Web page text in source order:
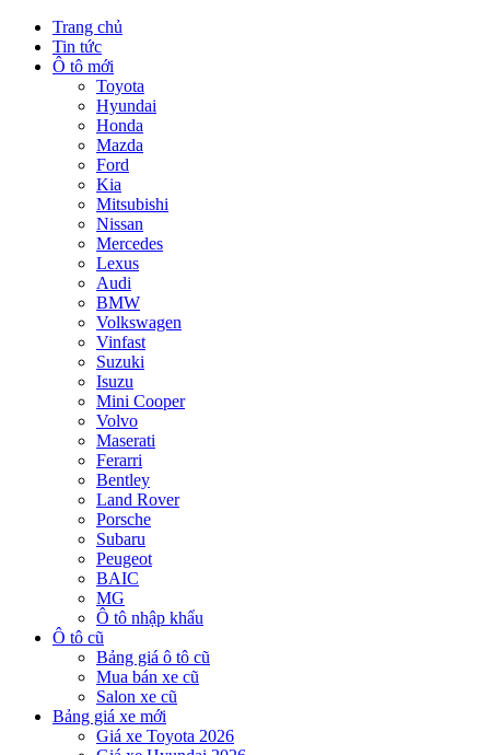
Trang chủ
Tin tức
Ô tô mới
Toyota
Hyundai
Honda
Mazda
Ford
Kia
Mitsubishi
Nissan
Mercedes
Lexus
Audi
BMW
Volkswagen
Vinfast
Suzuki
Isuzu
Mini Cooper
Volvo
Maserati
Ferarri
Bentley
Land Rover
Porsche
Subaru
Peugeot
BAIC
MG
Ô tô nhập khẩu
Ô tô cũ
Bảng giá ô tô cũ
Mua bán xe cũ
Salon xe cũ
Bảng giá xe mới
Giá xe Toyota 2026